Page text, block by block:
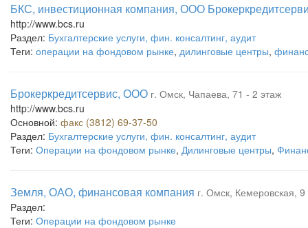
БКС, инвестиционная компания, ООО
http://www.bcs.ru
Раздел: Бухгалтерские услуги, фин. консалтинг, аудит
Теги: операции на фондовом рынке, дилинговые центры,
Брокеркредитсервис, ООО г. Омск, Чапаева, 71 - 2 этаж
http://www.bcs.ru
Основной: факс (3812) 69-37-50
Раздел: Бухгалтерские услуги, фин. консалтинг, аудит
Теги: Операции на фондовом рынке, Дилинговые центры,
Земля, ОАО, финансовая компания г. Омск, Кемеровская,
Раздел:
Теги: Операции на фондовом рынке